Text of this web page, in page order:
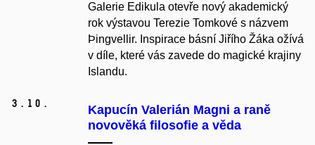
Galerie Edikula otevře nový akademický
rok výstavou Terezie Tomkové s názvem
Þingvellir. Inspirace básní Jiřího Žáka ožívá
v díle, které vás zavede do magické krajiny
Islandu.
3. 10.
Kapucín Valerián Magni a raně
novověká filosofie a věda